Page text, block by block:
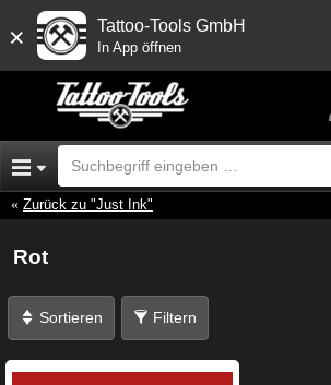
× Tattoo-Tools GmbH
In App öffnen
Zurück zu "Just Ink"
Rot
Sortieren Filtern